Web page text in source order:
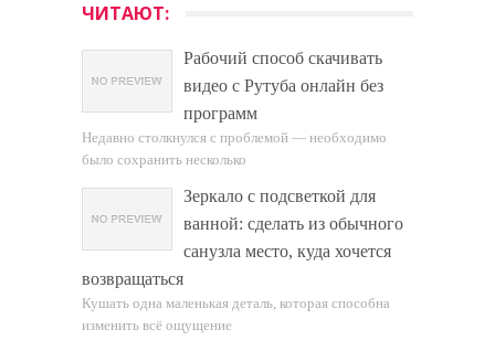
ЧИТАЮТ:
Рабочий способ скачивать
видео с Рутуба онлайн без
программ
Недавно столкнулся с проблемой — необходимо
было сохранить несколько
Зеркало с подсветкой для
ванной: сделать из обычного
санузла место, куда хочется
возвращаться
Кушать одна маленькая деталь, которая способна
изменить всё ощущение